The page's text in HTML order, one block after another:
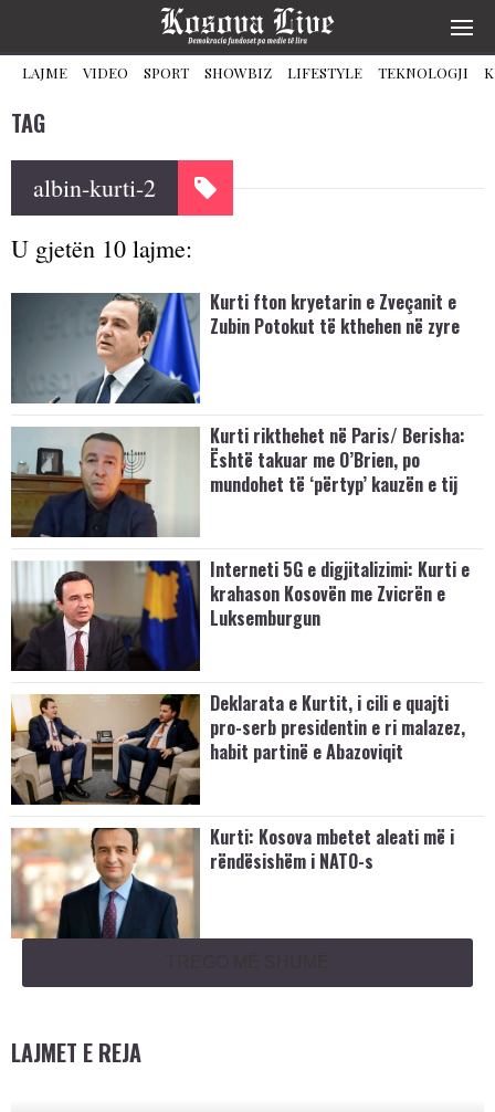
LAJME VIDEO SPORT SHOWBIZ LIFESTYLE TEKNOLOGJI
TAG
albin-kurti-2
U gjetën 10 lajme:
Kurti fton kryetarin e Zveçanit e
Zubin Potokut të kthehen në zyre
Kurti rikthehet në Paris/ Berisha:
Është takuar me O’Brien, po
mundohet të ‘përtyp’ kauzën e tij
Interneti 5G e digjitalizimi: Kurti e
krahason Kosovën me Zvicrën e
Luksemburgun
Deklarata e Kurtit, i cili e quajti
pro-serb presidentin e ri malazez,
habit partinë e Abazoviqit
Kurti: Kosova mbetet aleati më i
rëndësishëm i NATO-s
LAJMET E REJA